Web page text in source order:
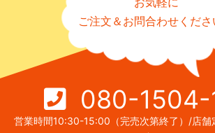
ご注文＆お問合わせくださ
080-1504-
営業時間10:30-15:00（完売次第終了）/店舗